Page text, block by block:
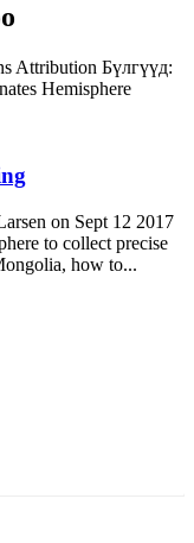
Attribution Бүлгүүд:
Hemisphere
on Sept 12 2017
to collect precise
how to...